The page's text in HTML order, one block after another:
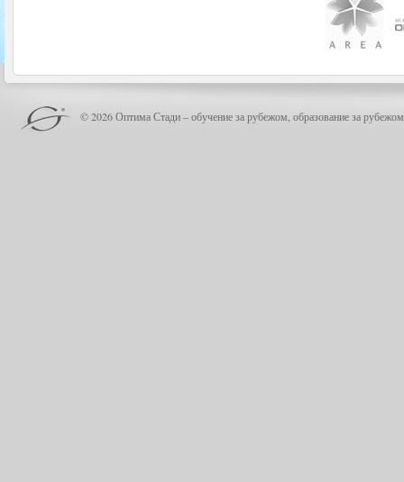
© 2026 Оптима Стади – обучение за рубежом, образование за